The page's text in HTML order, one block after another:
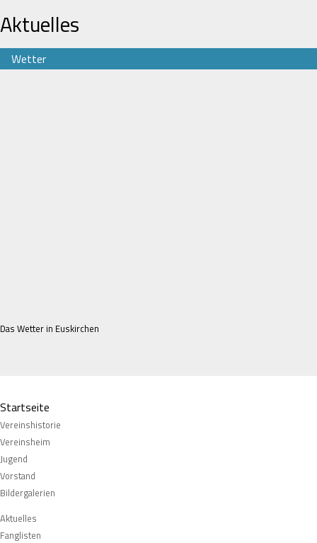
Aktuelles
Wetter
Das Wetter in Euskirchen
Navigation
überspringen
Startseite
Vereinshistorie
Vereinsheim
Jugend
Vorstand
Bildergalerien
Navigation
überspringen
Aktuelles
Fanglisten